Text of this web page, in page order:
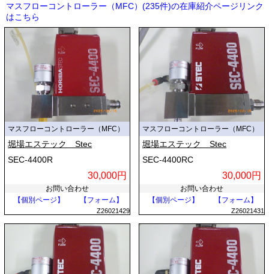
マスフローコントローラー（MFC）(235件)の在庫紹介ページリンク
はこちら
マスフローコントローラー（MFC）
堀場エステック Stec
SEC-4400R
30,000円
お問い合わせ
【個別ページ】
【フォーム】
Z26021429
マスフローコントローラー（MFC）
堀場エステック Stec
SEC-4400RC
30,000円
お問い合わせ
【個別ページ】
【フォーム】
Z26021431